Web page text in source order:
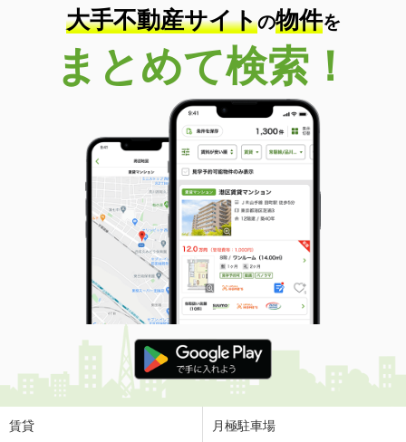
大手不動産サイトの物件を
まとめて検索！
賃貸 月極駐車場